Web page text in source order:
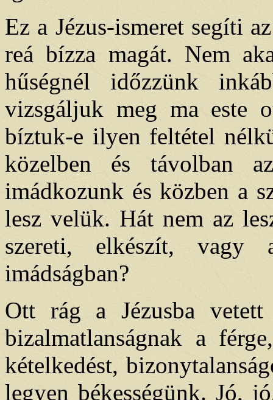
Ez a Jézus-ismeret segíti
reá bízza magát. Nem
hűségnél időzzünk
vizsgáljuk meg ma este
bíztuk-e ilyen feltétel
közelben és távolban
imádkozunk és közben a
lesz velük. Hát nem az
szereti, elkészít,
imádságban?
Ott rág a Jézusba
bizalmatlanságnak a
kételkedést,
legyen békességünk. Jó,